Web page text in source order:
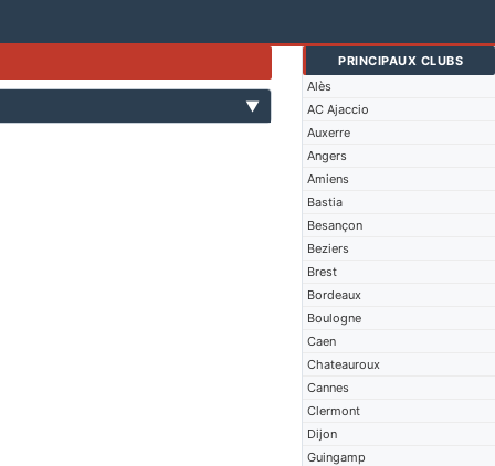
PRINCIPAUX CLUBS
Alès
AC Ajaccio
Auxerre
Angers
Amiens
Bastia
Besançon
Beziers
Brest
Bordeaux
Boulogne
Caen
Chateauroux
Cannes
Clermont
Dijon
Guingamp
▼